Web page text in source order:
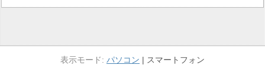
パソコン スマートフォン